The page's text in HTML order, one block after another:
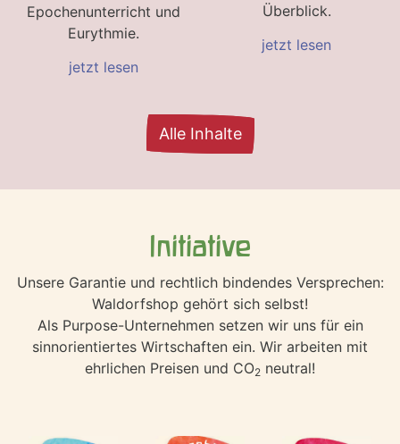
Epochenunterricht und
Eurythmie.
jetzt lesen
Überblick.
jetzt lesen
Alle Inhalte
Initiative
Unsere Garantie und rechtlich bindendes Versprechen:
Waldorfshop gehört sich selbst!
Als Purpose-Unternehmen setzen wir uns für ein
sinnorientiertes Wirtschaften ein. Wir arbeiten mit
ehrlichen Preisen und CO2 neutral!